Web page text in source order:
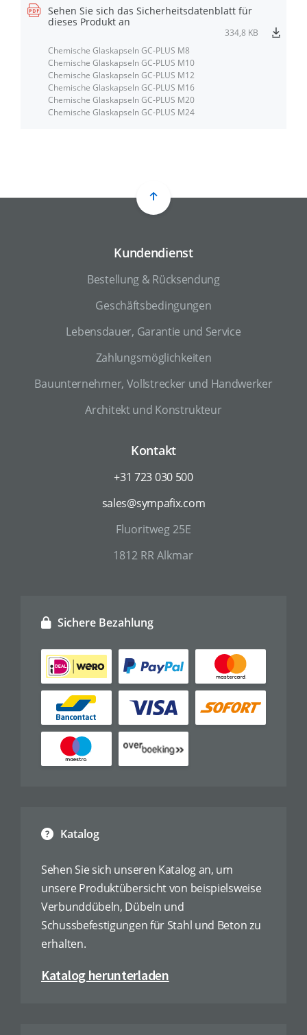
Sehen Sie sich das Sicherheitsdatenblatt für
dieses Produkt an
334,8 KB
Chemische Glaskapseln GC-PLUS M8
Chemische Glaskapseln GC-PLUS M10
Chemische Glaskapseln GC-PLUS M12
Chemische Glaskapseln GC-PLUS M16
Chemische Glaskapseln GC-PLUS M20
Chemische Glaskapseln GC-PLUS M24
Kundendienst
Bestellung & Rücksendung
Geschäftsbedingungen
Lebensdauer, Garantie und Service
Zahlungsmöglichkeiten
Bauunternehmer, Vollstrecker und Handwerker
Architekt und Konstrukteur
Kontakt
+31 723 030 500
sales@sympafix.com
Fluoritweg 25E
1812 RR Alkmar
Katalog
Sehen Sie sich unseren Katalog an, um
unsere Produktübersicht von beispielsweise
Verbunddübeln, Dübeln und
Schussbefestigungen für Stahl und Beton zu
erhalten.
Katalog herunterladen
Sichere Bezahlung